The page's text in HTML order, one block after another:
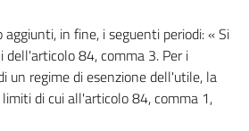
in fine, i seguenti periodi: « Si
dell'articolo 84, comma 3. Per i
un regime di esenzione dell'utile, la
di cui all'articolo 84, comma 1,